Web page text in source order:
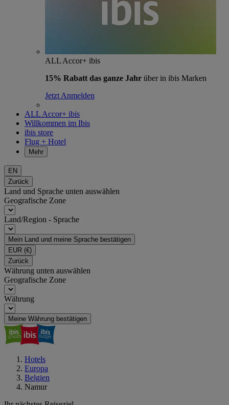
ALL Accor+ ibis
15% Rabatt das ganze Jahr über in ibis Marken
Jetzt Anmelden
ALL Accor+ ibis
Willkommen im Ibis
ibis store
Flug + Hotel
Mehr
EN
Zurück
Land und Sprache unten auswählen
Geografische Zone
Land/Region - Sprache
Mein Land und meine Sprache bestätigen
EUR (€)
Zurück
Währung unten auswählen
Geografische Zone
Währung
Meine Währung bestätigen
Hotels
Europa
Belgien
Namur